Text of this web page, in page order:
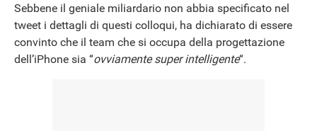
Sebbene il geniale miliardario non abbia specificato nel
tweet i dettagli di questi colloqui, ha dichiarato di essere
convinto che il team che si occupa della progettazione
dell’iPhone sia “ovviamente super intelligente“.